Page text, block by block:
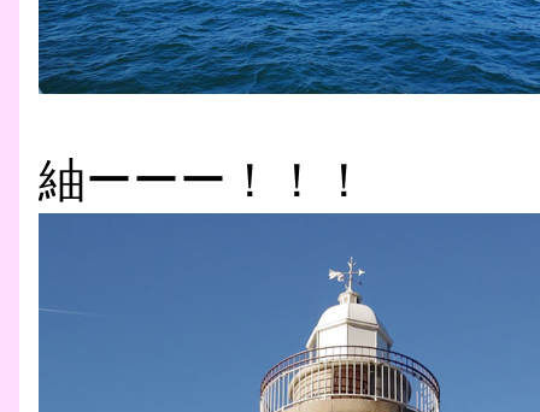
紬ーーー！！！